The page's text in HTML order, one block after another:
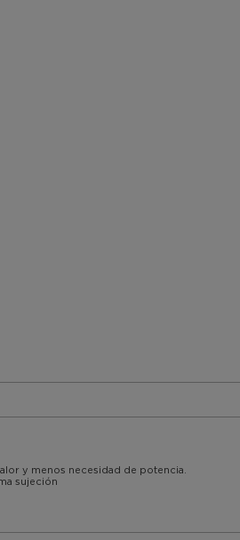
y menos necesidad de potencia.
sujeción